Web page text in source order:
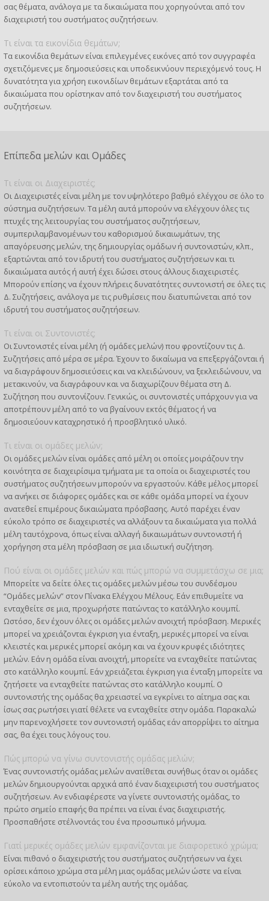
σας θέματα, ανάλογα με τα δικαιώματα που χορηγούνται από τον
διαχειριστή του συστήματος συζητήσεων.
Τι είναι τα εικονίδια θεμάτων;
Τα εικονίδια θεμάτων είναι επιλεγμένες εικόνες από τον συγγραφέα
σχετιζόμενες με δημοσιεύσεις και υποδεικνύουν περιεχόμενό τους. Η
δυνατότητα για χρήση εικονιδίων θεμάτων εξαρτάται από τα
δικαιώματα που ορίστηκαν από τον διαχειριστή του συστήματος
συζητήσεων.
Επίπεδα μελών και Ομάδες
Τι είναι οι Διαχειριστές;
Οι Διαχειριστές είναι μέλη με τον υψηλότερο βαθμό ελέγχου σε όλο το
σύστημα συζητήσεων. Τα μέλη αυτά μπορούν να ελέγχουν όλες τις
πτυχές της λειτουργίας του συστήματος συζητήσεων,
συμπεριλαμβανομένων του καθορισμού δικαιωμάτων, της
απαγόρευσης μελών, της δημιουργίας ομάδων ή συντονιστών, κλπ.,
εξαρτώνται από τον ιδρυτή του συστήματος συζητήσεων και τι
δικαιώματα αυτός ή αυτή έχει δώσει στους άλλους διαχειριστές.
Μπορούν επίσης να έχουν πλήρεις δυνατότητες συντονιστή σε όλες τις
Δ. Συζητήσεις, ανάλογα με τις ρυθμίσεις που διατυπώνεται από τον
ιδρυτή του συστήματος συζητήσεων.
Τι είναι οι Συντονιστές;
Οι Συντονιστές είναι μέλη (ή ομάδες μελών) που φροντίζουν τις Δ.
Συζητήσεις από μέρα σε μέρα. Έχουν το δικαίωμα να επεξεργάζονται ή
να διαγράφουν δημοσιεύσεις και να κλειδώνουν, να ξεκλειδώνουν, να
μετακινούν, να διαγράφουν και να διαχωρίζουν θέματα στη Δ.
Συζήτηση που συντονίζουν. Γενικώς, οι συντονιστές υπάρχουν για να
αποτρέπουν μέλη από το να βγαίνουν εκτός θέματος ή να
δημοσιεύουν καταχρηστικό ή προσβλητικό υλικό.
Τι είναι οι ομάδες μελών;
Οι ομάδες μελών είναι ομάδες από μέλη οι οποίες μοιράζουν την
κοινότητα σε διαχειρίσιμα τμήματα με τα οποία οι διαχειριστές του
συστήματος συζητήσεων μπορούν να εργαστούν. Κάθε μέλος μπορεί
να ανήκει σε διάφορες ομάδες και σε κάθε ομάδα μπορεί να έχουν
ανατεθεί επιμέρους δικαιώματα πρόσβασης. Αυτό παρέχει έναν
εύκολο τρόπο σε διαχειριστές να αλλάξουν τα δικαιώματα για πολλά
μέλη ταυτόχρονα, όπως είναι αλλαγή δικαιωμάτων συντονιστή ή
χορήγηση στα μέλη πρόσβαση σε μια ιδιωτική συζήτηση.
Πού είναι οι ομάδες μελών και πώς μπορώ να συμμετάσχω σε μια;
Μπορείτε να δείτε όλες τις ομάδες μελών μέσω του συνδέσμου
“Ομάδες μελών” στον Πίνακα Ελέγχου Μέλους. Εάν επιθυμείτε να
ενταχθείτε σε μια, προχωρήστε πατώντας το κατάλληλο κουμπί.
Ωστόσο, δεν έχουν όλες οι ομάδες μελών ανοιχτή πρόσβαση. Μερικές
μπορεί να χρειάζονται έγκριση για ένταξη, μερικές μπορεί να είναι
κλειστές και μερικές μπορεί ακόμη και να έχουν κρυφές ιδιότητες
μελών. Εάν η ομάδα είναι ανοιχτή, μπορείτε να ενταχθείτε πατώντας
στο κατάλληλο κουμπί. Εάν χρειάζεται έγκριση για ένταξη μπορείτε να
ζητήσετε να ενταχθείτε πατώντας στο κατάλληλο κουμπί. Ο
συντονιστής της ομάδας θα χρειαστεί να εγκρίνει το αίτημα σας και
ίσως σας ρωτήσει γιατί θέλετε να ενταχθείτε στην ομάδα. Παρακαλώ
μην παρενοχλήσετε τον συντονιστή ομάδας εάν απορρίψει το αίτημα
σας, θα έχει τους λόγους του.
Πώς μπορώ να γίνω συντονιστής ομάδας μελών;
Ένας συντονιστής ομάδας μελών ανατίθεται συνήθως όταν οι ομάδες
μελών δημιουργούνται αρχικά από έναν διαχειριστή του συστήματος
συζητήσεων. Αν ενδιαφέρεστε να γίνετε συντονιστής ομάδας, το
πρώτο σημείο επαφής θα πρέπει να είναι ένας διαχειριστής.
Προσπαθήστε στέλνοντάς του ένα προσωπικό μήνυμα.
Γιατί μερικές ομάδες μελών εμφανίζονται με διαφορετικό χρώμα;
Είναι πιθανό ο διαχειριστής του συστήματος συζητήσεων να έχει
ορίσει κάποιο χρώμα στα μέλη μιας ομάδας μελών ώστε να είναι
εύκολο να εντοπιστούν τα μέλη αυτής της ομάδας.